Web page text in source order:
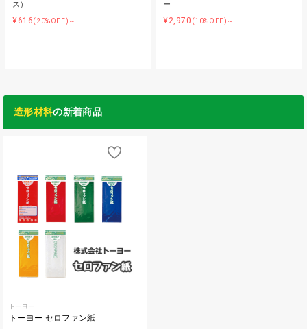
ス）
¥616(20%OFF)～
ー
¥2,970 (10%OFF)～
造形材料の新着商品
トーヨー
トーヨー セロファン紙